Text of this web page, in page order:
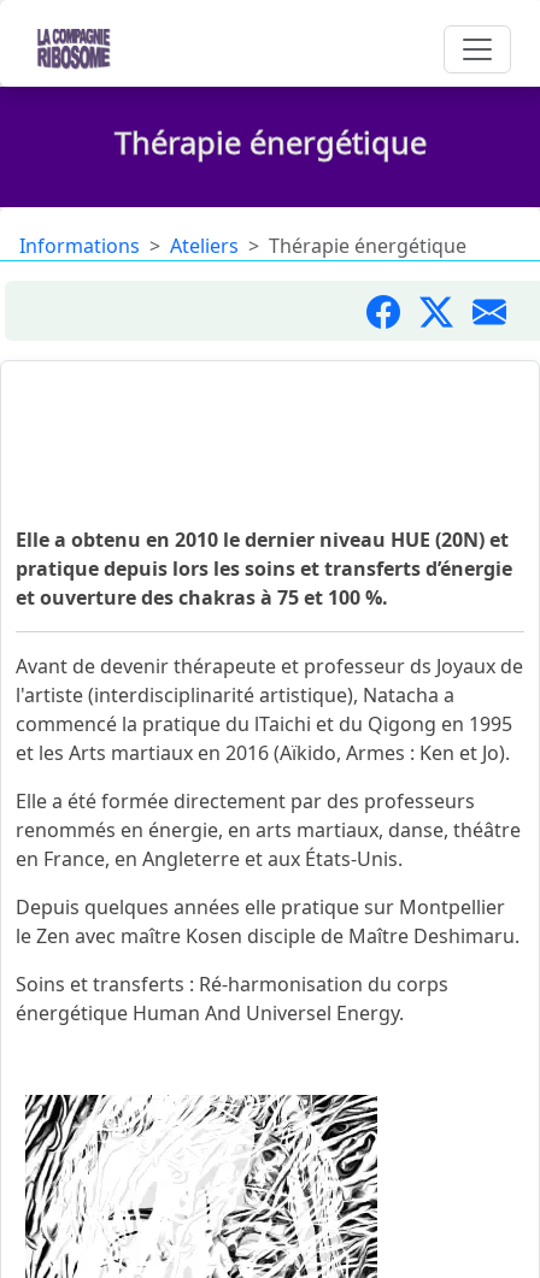
Thérapie énergétique
Informations Ateliers Thérapie énergétique
Elle a obtenu en 2010 le dernier niveau HUE (20N) et
pratique depuis lors les soins et transferts d’énergie
et ouverture des chakras à 75 et 100 %.
Avant de devenir thérapeute et professeur ds Joyaux de
l'artiste (interdisciplinarité artistique), Natacha a
commencé la pratique du lTaichi et du Qigong en 1995
et les Arts martiaux en 2016 (Aïkido, Armes : Ken et Jo).
Elle a été formée directement par des professeurs
renommés en énergie, en arts martiaux, danse, théâtre
en France, en Angleterre et aux États-Unis.
Depuis quelques années elle pratique sur Montpellier
le Zen avec maître Kosen disciple de Maître Deshimaru.
Soins et transferts : Ré-harmonisation du corps
énergétique Human And Universel Energy.